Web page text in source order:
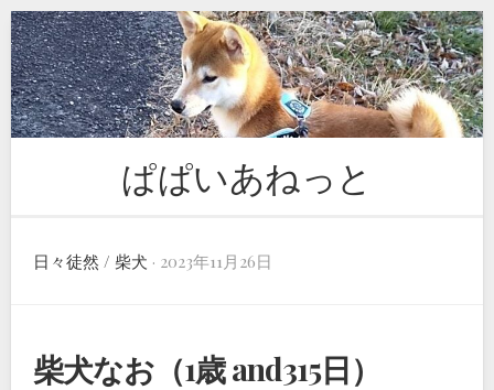
Skip
to
content
ぱぱいあねっと
日々徒然 / 柴犬 · 2023年11月26日
柴犬なお（1歳 and315日）